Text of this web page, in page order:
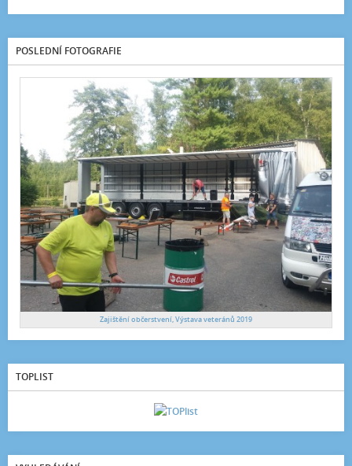
POSLEDNÍ FOTOGRAFIE
Zajištění občerstvení, Výstava veteránů 2019
TOPLIST